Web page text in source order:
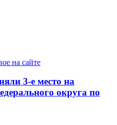
на сайте
3-е место на
округа по